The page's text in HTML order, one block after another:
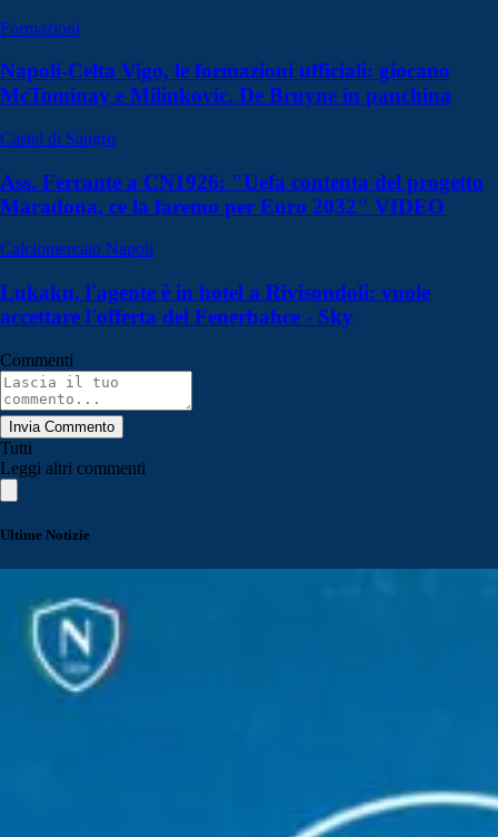
Formazioni
Napoli-Celta Vigo, le formazioni ufficiali: giocano
McTominay e Milinkovic. De Bruyne in panchina
Castel di Sangro
Ass. Ferrante a CN1926: "Uefa contenta del progetto
Maradona, ce la faremo per Euro 2032" VIDEO
Calciomercato Napoli
Lukaku, l'agente è in hotel a Rivisondoli: vuole
accettare l'offerta del Fenerbahce - Sky
Commenti
Invia Commento
Tutti
Leggi altri commenti
Ultime Notizie